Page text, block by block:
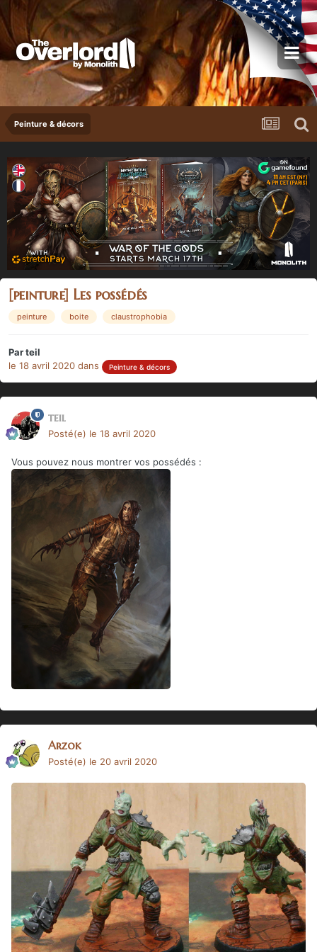
Peinture & décors
[peinture] Les possédés
peinture boite claustrophobia
Parteil
le 18 avril 2020 dans Peinture & décors
teil
Posté(e) le 18 avril 2020
Vous pouvez nous montrer vos possédés :
Arzok
Posté(e) le 20 avril 2020